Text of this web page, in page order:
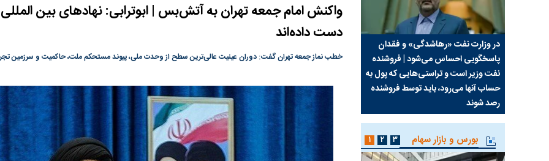
واکنش امام جمعه تهران به آتش‌بس | ابوترابی: نهاد‌های بین المللی
دست داده‌اند
خطب نماز جمعه تهران گفت: دوران عینیت عالی‌ترین سطح از وحدت ملی، پیوند مستحکم ملت، حاکمیت و سرزمین
در وزارت نفت «رهاشدگی» و فقدان
پاسخگویی احساس می‌شود | فروشنده
نفت وزیر است و تراستی‌هایی که پول به
حساب آنها می‌رود، باید توسط فروشنده
رصد شوند
نابودی محور مقاومت تعبیر نشد؟ | پشت
واشنگتن را زمین زد
کمپین نه به اعدام
پاسخگویی
حساب آنها
رصد شوند
بورس و بازار سهام ۱ ۲ ۳